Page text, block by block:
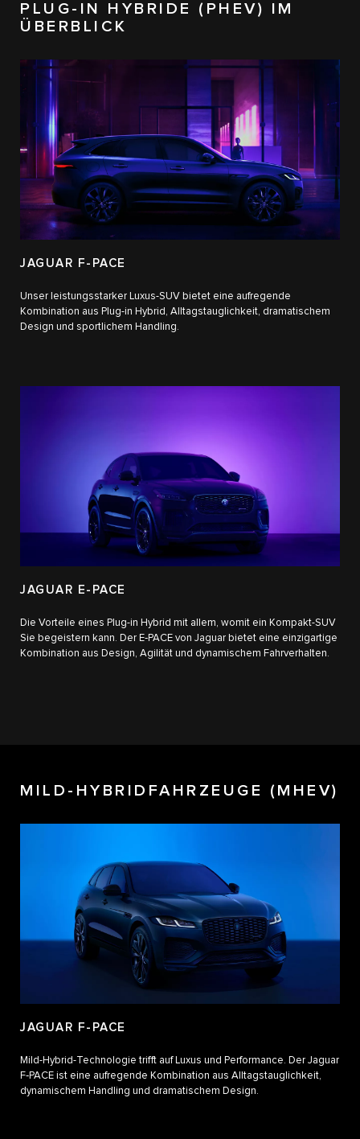
PLUG-IN HYBRIDE (PHEV) IM
ÜBERBLICK
JAGUAR F-PACE
Unser leistungsstarker Luxus-SUV bietet eine aufregende
Kombination aus Plug-in Hybrid, Alltagstauglichkeit, dramatischem
Design und sportlichem Handling.
JAGUAR E-PACE
Die Vorteile eines Plug-in Hybrid mit allem, womit ein Kompakt-SUV
Sie begeistern kann. Der E‑PACE von Jaguar bietet eine einzigartige
Kombination aus Design, Agilität und dynamischem Fahrverhalten.
MILD-HYBRIDFAHRZEUGE (MHEV)
JAGUAR F-PACE
Mild-Hybrid-Technologie trifft auf Luxus und Performance. Der Jaguar
F‑PACE ist eine aufregende Kombination aus Alltagstauglichkeit,
dynamischem Handling und dramatischem Design.